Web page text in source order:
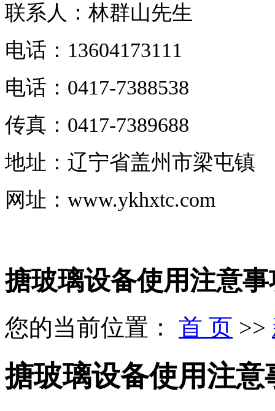
联系人 ： 林群山先生
电话：13604173111
电话：0417-7388538
传真：0417-7389688
地址：辽宁省盖州市梁屯镇
网址 ： www.ykhxtc.com
搪玻璃设备使用注意事
您的当前位置： 首 页 >>
搪玻璃设备使用注意